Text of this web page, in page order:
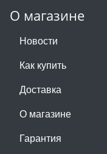
О магазине
Новости
Как купить
Доставка
О магазине
Гарантия